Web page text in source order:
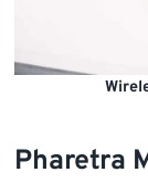
Pharetra